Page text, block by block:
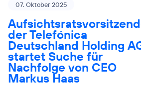
07. Oktober 2025
der Telefónica
Deutschland Holding
startet Suche für
Nachfolge von CEO
Markus Haas